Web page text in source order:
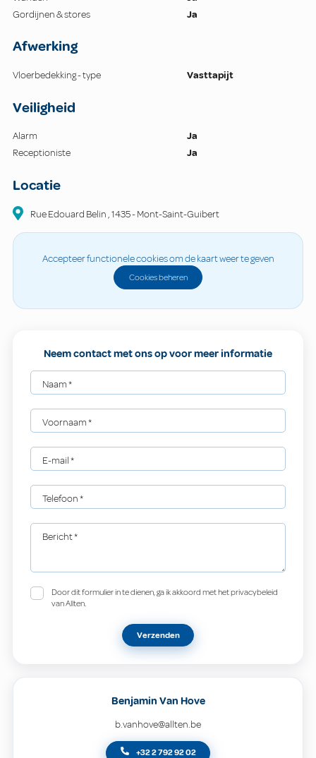
Gordijnen & stores
Ja
Afwerking
Vloerbedekking - type Vasttapijt
Veiligheid
Alarm
Ja
Receptioniste
Ja
Locatie
Rue Edouard Belin ,1435-Mont-Saint-Guibert
Accepteer functionele cookies om de kaart weer te geven
Cookies beheren
Neem contact met ons op voor meer informatie
Naam*
Voornaam*
E-mail*
Telefoon*
Bericht*
Door dit formulier in te dienen, ga ik akkoord met het privacybeleid
van Allten.
Verzenden
Benjamin Van Hove
b.vanhove@allten.be
+32 2 792 92 02